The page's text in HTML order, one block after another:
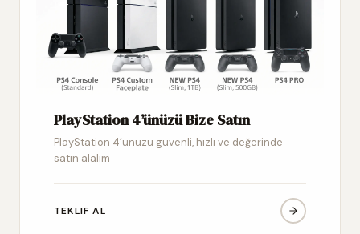
PlayStation 4’ünüzü Bize Satın
PlayStation 4’ünüzü güvenli, hızlı ve değerinde
satın alalım
TEKLIF AL